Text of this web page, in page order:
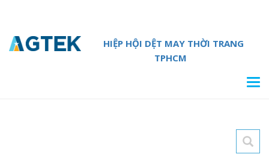
HIỆP HỘI DỆT MAY THỜI TRANG
TPHCM